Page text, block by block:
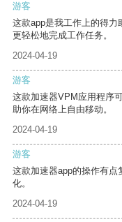
游客
这款app是我工作上的得力
更轻松地完成工作任务。
2024-04-19
游客
这款加速器VPM应用程序
助你在网络上自由移动。
2024-04-19
游客
这款加速器app的操作有
化。
2024-04-19